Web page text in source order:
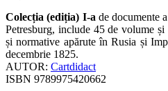
Colecția (ediția) I-a de documente
Petresburg, include 45 de volume
și normative apărute în Rusia și
decembrie 1825.
AUTOR: Cartdidact
ISBN 9789975420662